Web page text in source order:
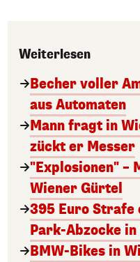
Weiterlesen
Becher voller
aus Automaten
Mann fragt in
zückt er Messer
"Explosionen" –
Wiener Gürtel
395 Euro Strafe
Park-Abzocke in
BMW-Bikes in